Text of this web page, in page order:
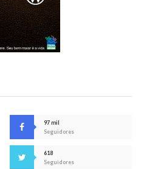
97 mil
Seguidores
618
Seguidores